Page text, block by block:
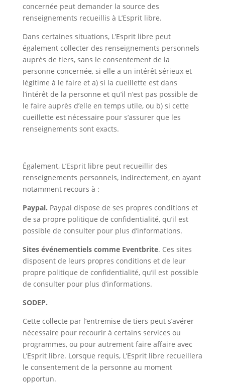
concernée peut demander la source des
renseignements recueillis à L’Esprit libre.
Dans certaines situations, L’Esprit libre peut
également collecter des renseignements personnels
auprès de tiers, sans le consentement de la
personne concernée, si elle a un intérêt sérieux et
légitime à le faire et a) si la cueillette est dans
l’intérêt de la personne et qu’il n’est pas possible de
le faire auprès d’elle en temps utile, ou b) si cette
cueillette est nécessaire pour s’assurer que les
renseignements sont exacts.
Également, L’Esprit libre peut recueillir des
renseignements personnels, indirectement, en ayant
notamment recours à :
Paypal. Paypal dispose de ses propres conditions et
de sa propre politique de confidentialité, qu’il est
possible de consulter pour plus d’informations.
Sites événementiels comme Eventbrite. Ces sites
disposent de leurs propres conditions et de leur
propre politique de confidentialité, qu’il est possible
de consulter pour plus d’informations.
SODEP.
Cette collecte par l’entremise de tiers peut s’avérer
nécessaire pour recourir à certains services ou
programmes, ou pour autrement faire affaire avec
L’Esprit libre. Lorsque requis, L’Esprit libre recueillera
le consentement de la personne au moment
opportun.